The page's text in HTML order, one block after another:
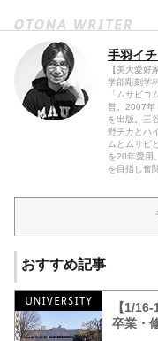
手羽イ
【美大愛好
学部彫刻学
「ムサビコ
営。2007年
を出版。三
野チカとハ
ムとムサビ
を20年愛用
を目指し奮
おすすめ記事
【1/
卒業・